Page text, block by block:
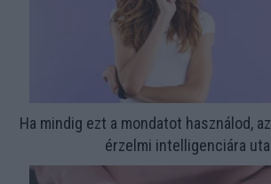
Ha mindig ezt a mondatot használod,
érzelmi intelligenciára